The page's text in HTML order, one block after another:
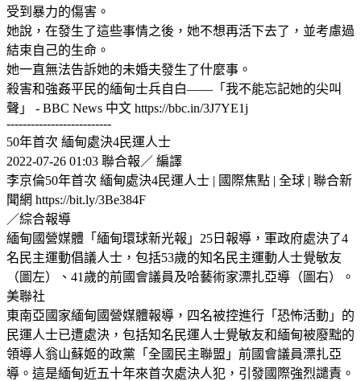
受到暴力的傷害。
她說，在發生了這些事情之後，她不想再活下去了，並考慮過
結束自己的生命。
她一直無法告訴她的未婚夫發生了什麼事。
殺害和強姦平民的緬甸士兵自白——「我不能忘記她的尖叫
聲」 - BBC News 中文 https://bbc.in/3J7YE1j
--------------------------
50年首次 緬甸處決4民運人士
2022-07-26 01:03 聯合報／ 編譯
李京倫50年首次 緬甸處決4民運人士 | 國際焦點 | 全球 | 聯合新
聞網 https://bit.ly/3Be384F
／綜合報導
緬甸國營媒體「緬甸環球新光報」25日報導，軍政府處決了4
名民主運動倡議人士，包括53歲的知名民主運動人士覺敏友
（圖左）、41歲的前國會議員及哈藝術家漂扎亞導（圖右）。
美聯社
東南亞國家緬甸國營媒體報導，四名被控進行「恐怖活動」的
民運人士已遭處決，包括知名民運人士覺敏友和緬甸被廢黜的
領導人翁山蘇姬的政黨「全國民主聯盟」前國會議員漂扎亞
導。這是緬甸近五十年來首次處決人犯，引發國際強烈譴責。